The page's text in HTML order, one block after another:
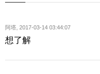
阿塔 2017-03-14 03:44:07
想了解